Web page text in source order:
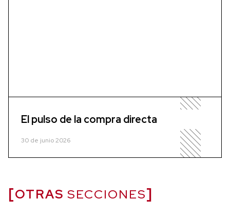
El pulso de la compra directa
30 de junio 2026
OTRAS SECCIONES